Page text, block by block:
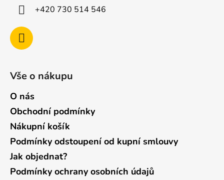
+420 730 514 546
Vše o nákupu
O nás
Obchodní podmínky
Nákupní košík
Podmínky odstoupení od kupní smlouvy
Jak objednat?
Podmínky ochrany osobních údajů